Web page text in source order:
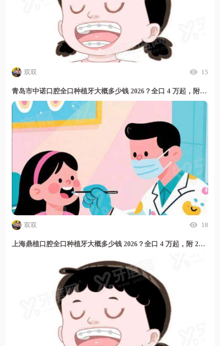
双双 15
青岛市中诺口腔全口种植牙大概多少钱 2026？全口 4 万起，附 2026 年最新价格表与补贴详情
双双 18
上海鼎植口腔全口种植牙大概多少钱 2026？全口 4 万起，附 2026 年最新价格表助您安心种牙